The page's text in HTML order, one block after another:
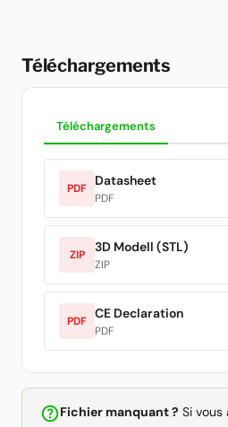
Téléchargements
Téléchargements
PDF
Datasheet
PDF
ZIP
3D Modell (STL)
ZIP
PDF
CE Declaration
PDF
help_outlineFichier manquant ? Si